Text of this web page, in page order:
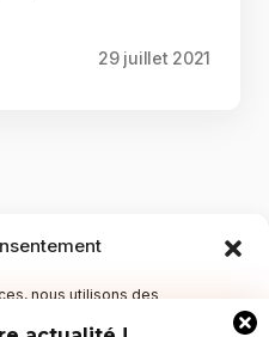
nous utilisons des
pour stocker et/ou accéder aux
29 juillet 2021